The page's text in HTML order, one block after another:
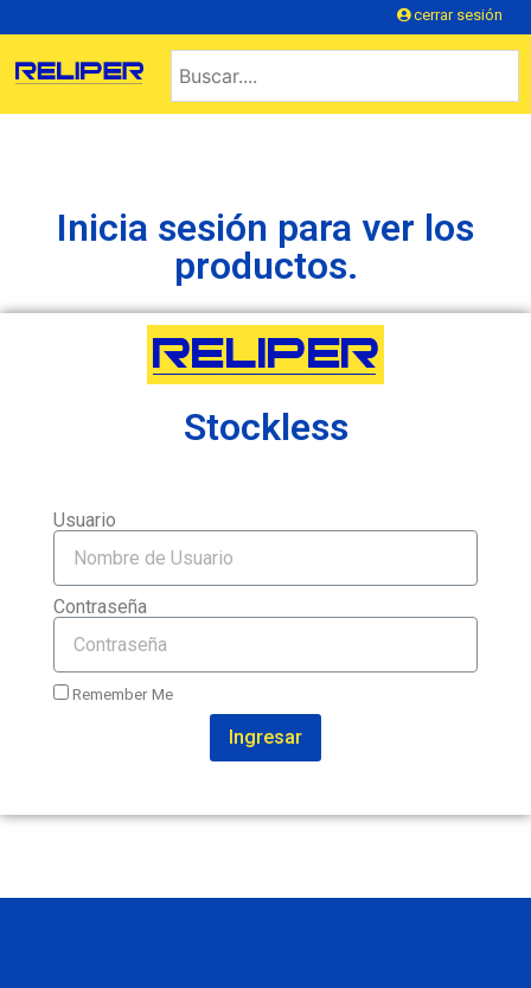
cerrar sesión
Inicia sesión para ver los
productos.
Stockless
Usuario
Contraseña
Remember Me
Ingresar